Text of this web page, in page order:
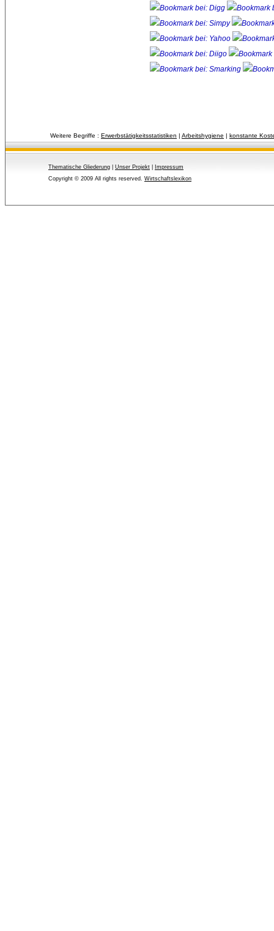
Weitere Begriffe : Erwerbstätigkeitsstatistiken | Arbeitshygiene | konstante
Thematische Gliederung Unser Projekt
Impressum
Copyright © 2009 All rights reserved. Wirtschaftslexikon